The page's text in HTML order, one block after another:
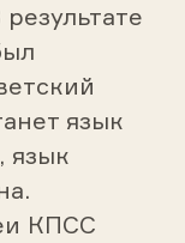
язык
язык
КПСС